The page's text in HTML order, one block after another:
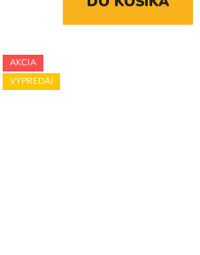
AKCIA
VÝPREDAJ